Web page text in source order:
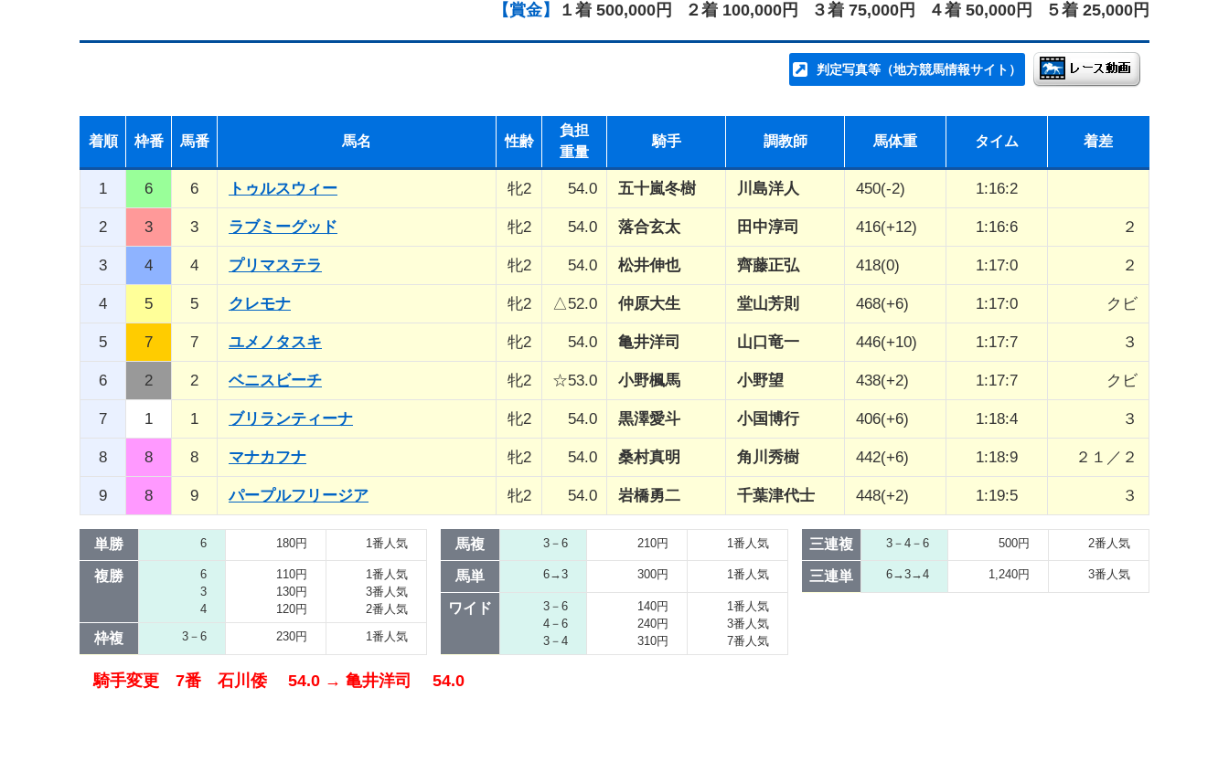
【賞金】
１着 500,000円 ２着 100,000円 ３着 75,000円 ４着 50,000円 ５着 25,000円
判定写真等（地方競馬情報サイト）
着順 枠番 馬番 馬名 性齢
負担
重量
騎手 調教師 馬体重 タイム 着差
1 6 6 トゥルスウィー 牝2 54.0 五十嵐冬樹 川島洋人 450(-2) 1:16:2
2 3 3 ラブミーグッド 牝2 54.0 落合玄太 田中淳司 416(+12) 1:16:6 ２
3 4 4 プリマステラ 牝2 54.0 松井伸也 齊藤正弘 418(0) 1:17:0 ２
4 5 5 クレモナ 牝2 △52.0 仲原大生 堂山芳則 468(+6) 1:17:0 クビ
5 7 7 ユメノタスキ 牝2 54.0 亀井洋司 山口竜一 446(+10) 1:17:7 ３
6 2 2 ベニスビーチ 牝2 ☆53.0 小野楓馬 小野望 438(+2) 1:17:7 クビ
7 1 1 ブリランティーナ 牝2 54.0 黒澤愛斗 小国博行 406(+6) 1:18:4 ３
8 8 8 マナカフナ 牝2 54.0 桑村真明 角川秀樹 442(+6) 1:18:9 ２１／２
9 8 9 パープルフリージア 牝2 54.0 岩橋勇二 千葉津代士 448(+2) 1:19:5 ３
単勝 6 180円 1番人気
複勝
6
3
4
110円
130円
120円
1番人気
3番人気
2番人気
枠複 3－6 230円 1番人気
馬複 3－6 210円 1番人気
馬単 6→3 300円 1番人気
ワイド
3－6
4－6
3－4
140円
240円
310円
1番人気
3番人気
7番人気
三連複 3－4－6 500円 2番人気
三連単 6→3→4 1,240円 3番人気
騎手変更 7番 石川倭 54.0 → 亀井洋司 54.0